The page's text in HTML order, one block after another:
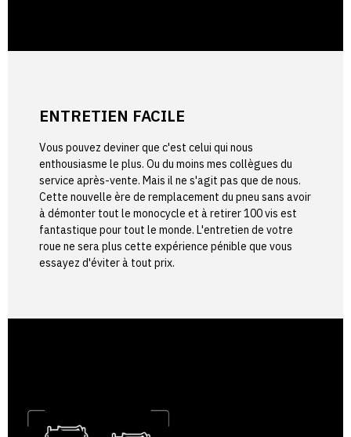
ENTRETIEN FACILE
Vous pouvez deviner que c'est celui qui nous
enthousiasme le plus. Ou du moins mes collègues du
service après-vente. Mais il ne s'agit pas que de nous.
Cette nouvelle ère de remplacement du pneu sans avoir
à démonter tout le monocycle et à retirer 100 vis est
fantastique pour tout le monde. L'entretien de votre
roue ne sera plus cette expérience pénible que vous
essayez d'éviter à tout prix.